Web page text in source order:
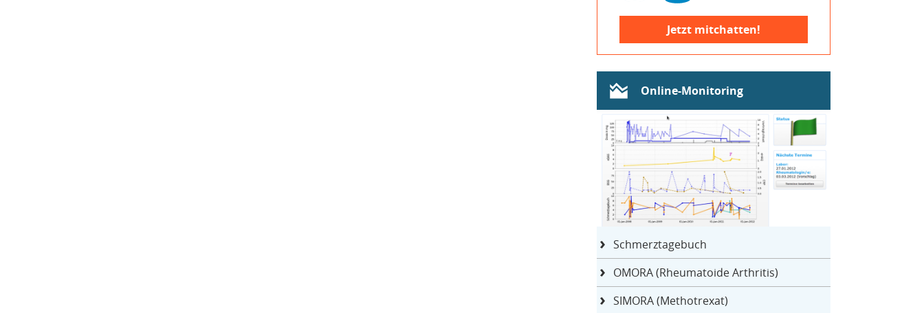
Jetzt mitchatten!
Online-Monitoring
Schmerztagebuch
OMORA (Rheumatoide Arthritis)
SIMORA (Methotrexat)